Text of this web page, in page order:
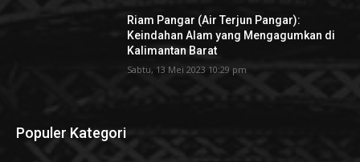
Riam Pangar (Air Terjun Pangar):
Keindahan Alam yang Mengagumkan di
Kalimantan Barat
Sabtu, 13 Mei 2023 10:29 pm
Populer Kategori